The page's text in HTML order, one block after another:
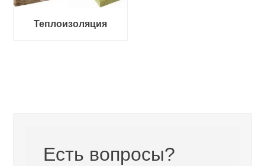
Теплоизоляция
Есть вопросы?